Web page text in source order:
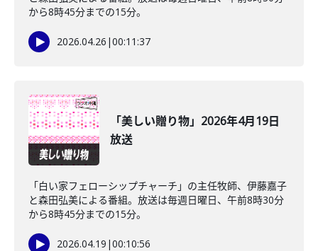
から8時45分までの15分。
2026.04.26 |00:11:37
「美しい贈り物」2026年4月19日
放送
「白い家フェローシップチャーチ」の主任牧師、伊藤嘉子
と森田弘美による番組。放送は毎週日曜日、午前8時30分
から8時45分までの15分。
2026.04.19 |00:10:56